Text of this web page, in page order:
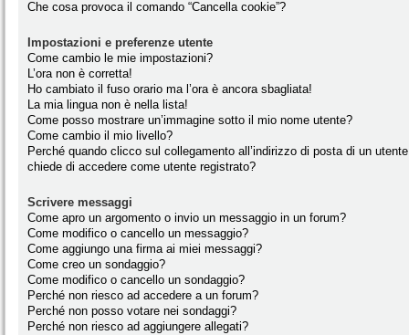
Che cosa provoca il comando “Cancella cookie”?
Impostazioni e preferenze utente
Come cambio le mie impostazioni?
L’ora non è corretta!
Ho cambiato il fuso orario ma l’ora è ancora sbagliata!
La mia lingua non è nella lista!
Come posso mostrare un’immagine sotto il mio nome utente?
Come cambio il mio livello?
Perché quando clicco sul collegamento all’indirizzo di posta di un
chiede di accedere come utente registrato?
Scrivere messaggi
Come apro un argomento o invio un messaggio in un forum?
Come modifico o cancello un messaggio?
Come aggiungo una firma ai miei messaggi?
Come creo un sondaggio?
Come modifico o cancello un sondaggio?
Perché non riesco ad accedere a un forum?
Perché non posso votare nei sondaggi?
Perché non riesco ad aggiungere allegati?